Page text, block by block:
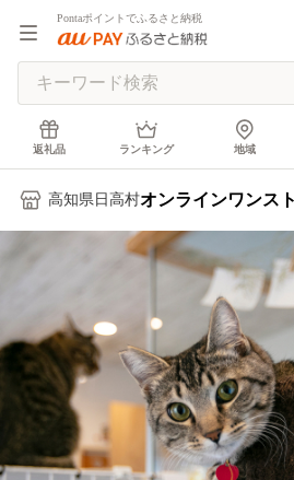
Pontaポイントでふるさと納税
返礼品 ランキング 地域
高知県日高村オンラインワンス